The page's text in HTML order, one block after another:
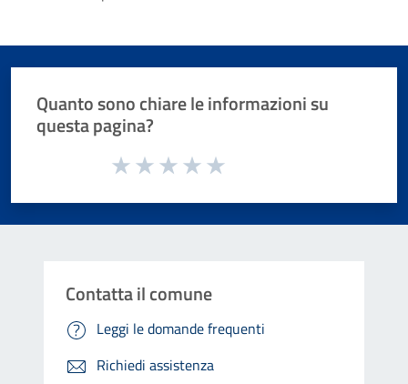
Quanto sono chiare le informazioni su
questa pagina?
Valuta da 1 a 5 stelle la pagina
Contatta il comune
Leggi le domande frequenti
Richiedi assistenza